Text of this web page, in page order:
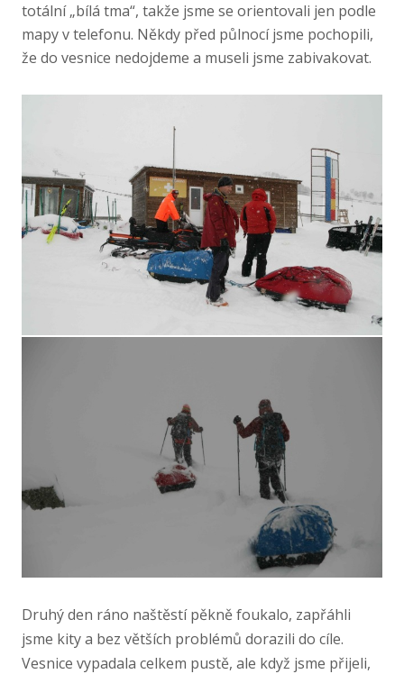
totální „bílá tma“, takže jsme se orientovali jen podle
mapy v telefonu. Někdy před půlnocí jsme pochopili,
že do vesnice nedojdeme a museli jsme zabivakovat.
Druhý den ráno naštěstí pěkně foukalo, zapřáhli
jsme kity a bez větších problémů dorazili do cíle.
Vesnice vypadala celkem pustě, ale když jsme přijeli,